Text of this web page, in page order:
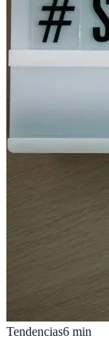
Tendencias6 min